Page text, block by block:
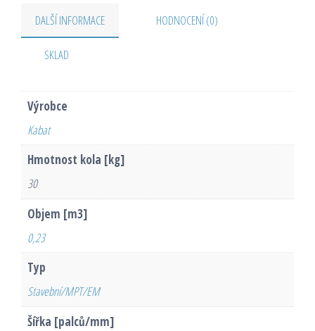
DALŠÍ INFORMACE HODNOCENÍ (0)
SKLAD
Výrobce
Kabat
Hmotnost kola [kg]
30
Objem [m3]
0,23
Typ
Stavební/MPT/EM
Šířka [palců/mm]